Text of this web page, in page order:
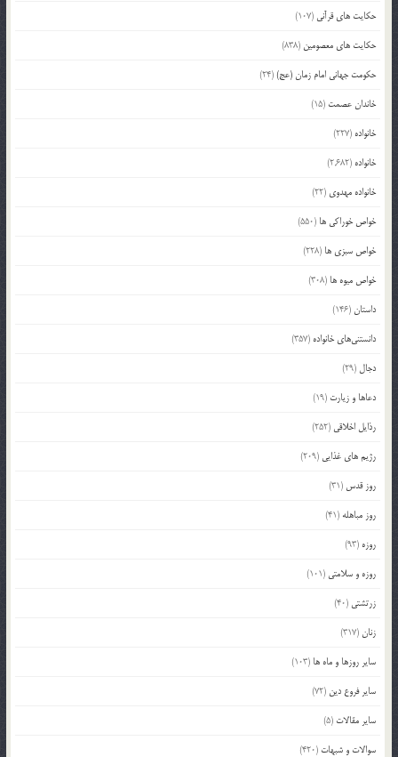
حکایت های قرآنی (107)
حکایت های معصومین (838)
حکومت جهانی امام زمان (عج)(24)
خاندان عصمت (15)
خانواده (227)
خانواده (2,682)
خانواده مهدوی (22)
خواص خوراکی ها (550)
خواص سبزی ها (228)
خواص میوه ها (308)
داستان(146)
دانستنی‌های خانواده (357)
دجال (29)
دعاها و زیارت (19)
رذایل اخلاقی (252)
رژیم های غذایی (209)
روز قدس (31)
روز مباهله (41)
روزه (93)
روزه و سلامتی (101)
زرتشتی (40)
زنان(317)
سایر روزها و ماه ها (103)
سایر فروع دین (72)
سایر مقالات (5)
سوالات و شبهات (420)